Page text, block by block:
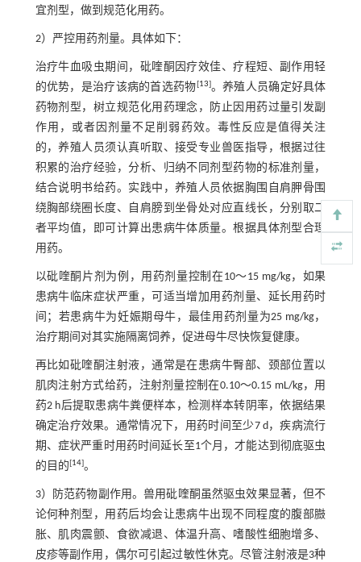
宜剂型，做到规范化用药。
2）严控用药剂量。具体如下：
治疗牛血吸虫期间，砒喹酮因疗效佳、疗程短、副作用轻
的优势，是治疗该病的首选药物[13]。养殖人员确定好具体
药物剂型，树立规范化用药理念，防止因用药过量引发副
作用，或者因剂量不足削弱药效。毒性反应是值得关注
的，养殖人员须认真听取、接受专业兽医指导，根据过往
积累的治疗经验，分析、归纳不同剂型药物的标准剂量，
结合说明书给药。实践中，养殖人员依据胸围自肩胛骨围
绕胸部绕圈长度、自肩膀到坐骨处对应直线长，分别取二
者平均值，即可计算出患病牛体质量。根据具体剂型合理
用药。
以砒喹酮片剂为例，用药剂量控制在10～15 mg/kg，如果
患病牛临床症状严重，可适当增加用药剂量、延长用药时
间；若患病牛为妊娠期母牛，最佳用药剂量为25 mg/kg，
治疗期间对其实施隔离饲养，促进母牛尽快恢复健康。
再比如砒喹酮注射液，通常是在患病牛臀部、颈部位置以
肌肉注射方式给药，注射剂量控制在0.10～0.15 mL/kg，用
药2 h后提取患病牛粪便样本，检测样本转阴率，依据结果
确定治疗效果。通常情况下，用药时间至少7 d，疾病流行
期、症状严重时用药时间延长至1个月，才能达到彻底驱虫
的目的[14]。
3）防范药物副作用。兽用砒喹酮虽然驱虫效果显著，但不
论何种剂型，用药后均会让患病牛出现不同程度的腹部臌
胀、肌肉震颤、食欲减退、体温升高、嗜酸性细胞增多、
皮疹等副作用，偶尔可引起过敏性休克。尽管注射液是3种